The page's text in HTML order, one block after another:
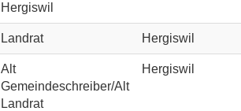
Hergiswil
Landrat Hergiswil
Alt
Gemeindeschreiber/Alt
Landrat
Hergiswil